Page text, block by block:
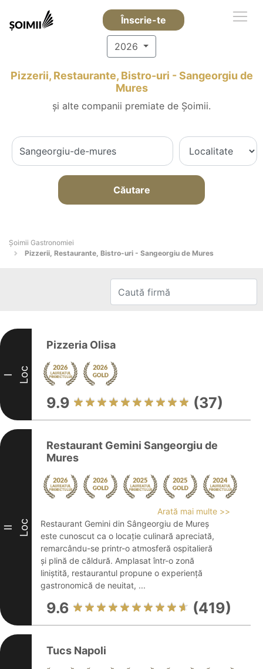
Înscrie-te
2026
Pizzerii, Restaurante, Bistro-uri - Sangeorgiu de
Mures
și alte companii premiate de Șoimii.
Căutare
Șoimii Gastronomiei
Pizzerii, Restaurante, Bistro-uri - Sangeorgiu de Mures
I Loc
Pizzeria Olisa
9.9 (37)
II Loc
Restaurant Gemini Sangeorgiu de
Mures
Arată mai multe >>
Restaurant Gemini din Sângeorgiu de Mureș
este cunoscut ca o locație culinară apreciată,
remarcându-se printr-o atmosferă ospitalieră
și plină de căldură. Amplasat într-o zonă
liniștită, restaurantul propune o experiență
gastronomică de neuitat, ...
9.6 (419)
Tucs Napoli